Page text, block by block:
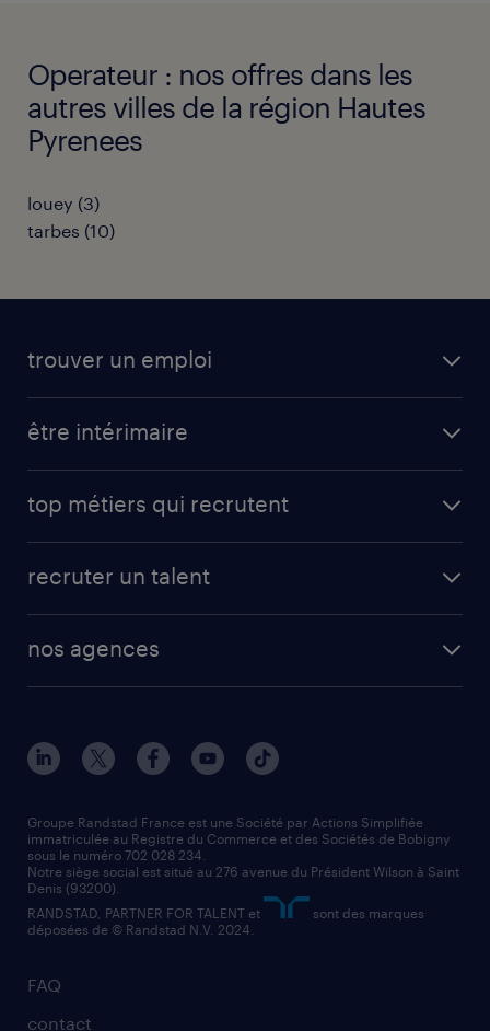
Operateur : nos offres dans les
autres villes de la région Hautes
Pyrenees
louey (3)
tarbes (10)
trouver un emploi
créer un compte candidat
être intérimaire
app talent / portail web
top métiers qui recrutent
manutentionnaire
assistant administratif
comptable
recruter un talent
solutions opérationnelles
contact entreprise
faq intérim / recrutement
nos agences
nos agences par ville
nos agences par région
nos cabinets de recrutement
FAQ
contact
Groupe Randstad France est une Société par Actions Simplifiée
immatriculée au Registre du Commerce et des Sociétés de Bobigny
sous le numéro 702 028 234.
Notre siège social est situé au 276 avenue du Président Wilson à Saint
Denis (93200).
RANDSTAD, PARTNER FOR TALENT et
sont des marques
déposées de © Randstad N.V. 2024.